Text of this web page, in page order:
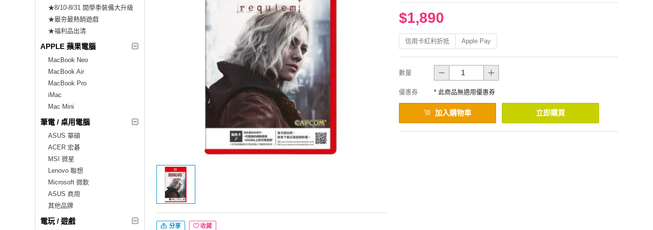
★8/10-8/31 開學季裝備大升級
★最夯最熱銷遊戲
★福利品出清
APPLE 蘋果電腦
MacBook Neo
MacBook Air
MacBook Pro
iMac
Mac Mini
筆電 / 桌用電腦
ASUS 華碩
ACER 宏碁
MSI 微星
Lenovo 聯想
Microsoft 微軟
ASUS 商用
其他品牌
電玩 / 遊戲
分享 收藏
$1,890
信用卡紅利折抵 Apple Pay
數量
優惠券 * 此商品無適用優惠券
加入購物車 立即購買